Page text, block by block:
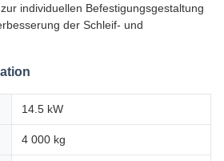
individuellen Befestigungsgestaltung
der Schleif- und
14.5 kW
4 000 kg